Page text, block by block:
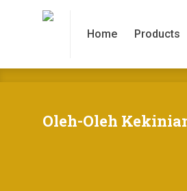
Home Products
Oleh-Oleh